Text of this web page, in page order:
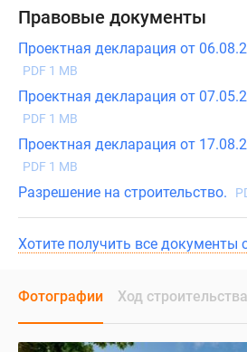
Правовые документы
Проектная декларация от
PDF 1 MB
Проектная декларация от
PDF 1 MB
Проектная декларация от
PDF 1 MB
Разрешение на строительство.
Хотите получить все документы
Фотографии Ход строительства